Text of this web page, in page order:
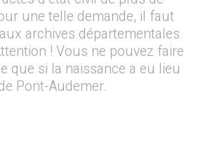
une telle demande, il faut
archives départementales
! Vous ne pouvez faire
que si la naissance a eu lieu
Pont-Audemer.